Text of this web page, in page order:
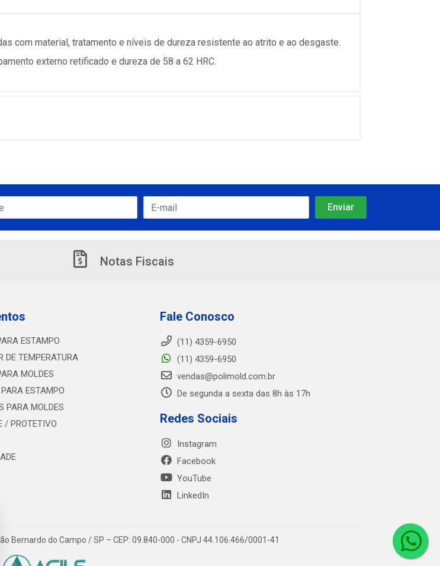
com material, tratamento e níveis de dureza resistente ao atrito e ao desgaste.
externo retificado e dureza de 58 a 62 HRC.
Notas Fiscais
ESTAMPO
DE TEMPERATURA
MOLDES
ESTAMPO
PARA MOLDES
/ PROTETIVO
Fale Conosco
(11) 4359-6950
(11) 4359-6950
vendas@polimold.com.br
De segunda a sexta das 8h às 17h
Redes Sociais
Instagram
Facebook
YouTube
LinkedIn
Bernardo do Campo / SP – CEP: 09.840-000 - CNPJ 44.106.466/0001-41